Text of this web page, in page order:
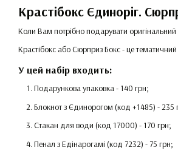
Крастібокс Єдиноріг.
Коли Вам потрібно подарувати
Крастібокс або Сюрприз Бокс - це
У цей набір входить:
Подарункова упаковка - 140 грн;
Блокнот з Єдинорогом (код +1485) - 235
Стакан для води (код 17000) - 170 грн;
Пенал з Едінарогамі (код 7232) - 75 грн;